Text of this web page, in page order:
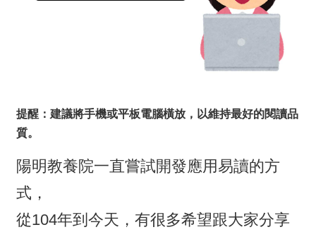
提醒：建議將手機或平板電腦橫放，以維持最好的閱讀品
質。
陽明教養院一直嘗試開發應用易讀的方
式，
從104年到今天，有很多希望跟大家分享